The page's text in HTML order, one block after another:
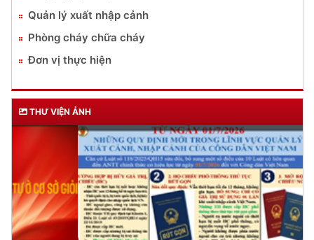
Quản lý xuất nhập cảnh
Phòng cháy chữa cháy
Đơn vị thực hiện
THƯ VIỆN ẢNH